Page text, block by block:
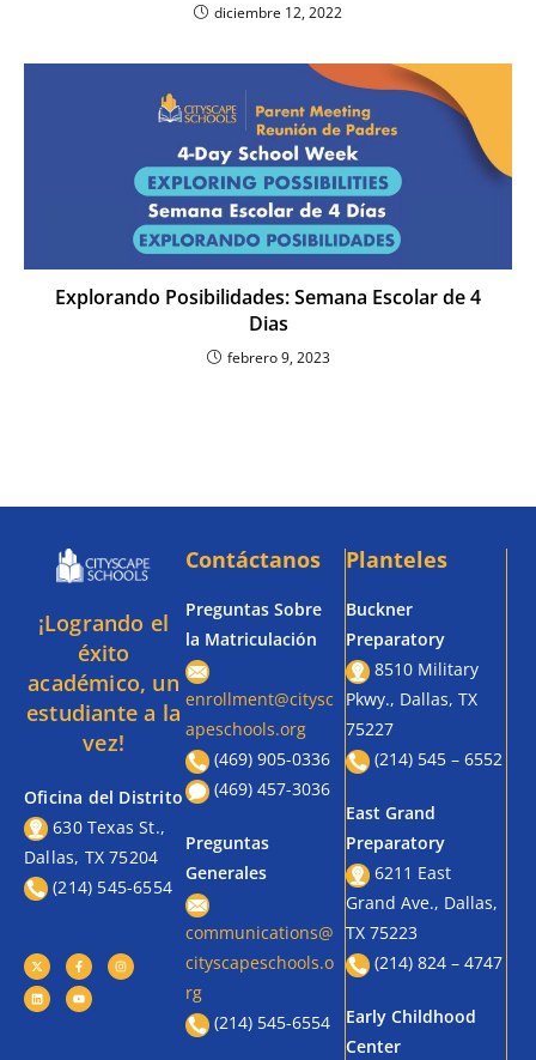
diciembre 12, 2022
Explorando Posibilidades: Semana Escolar de 4
Dias
febrero 9, 2023
¡Logrando el
éxito
académico, un
estudiante a la
vez!
Oficina del Distrito
630 Texas St.,
Dallas, TX 75204
(214) 545-6554
Contáctanos
Preguntas Sobre
la Matriculación
enrollment@citysc
apeschools.org
(469) 905-0336
(469) 457-3036
Preguntas
Generales
communications@
cityscapeschools.o
rg
(214) 545-6554
Planteles
Buckner
Preparatory
8510 Military
Pkwy., Dallas, TX
75227
(214) 545 – 6552
East Grand
Preparatory
6211 East
Grand Ave., Dallas,
TX 75223
(214) 824 – 4747
Early Childhood
Center